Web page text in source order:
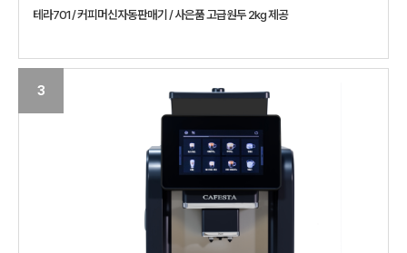
테라701 / 커피머신자동판매기 / 사은품 고급원두 2kg 제공
3